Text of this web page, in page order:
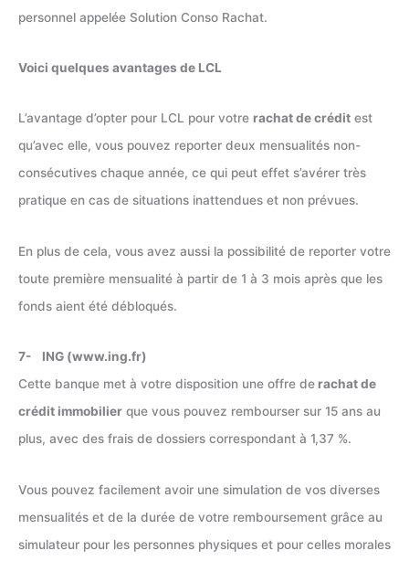
personnel appelée Solution Conso Rachat.
Voici quelques avantages de LCL
L’avantage d’opter pour LCL pour votre rachat de crédit est
qu’avec elle, vous pouvez reporter deux mensualités non-
consécutives chaque année, ce qui peut effet s’avérer très
pratique en cas de situations inattendues et non prévues.
En plus de cela, vous avez aussi la possibilité de reporter votre
toute première mensualité à partir de 1 à 3 mois après que les
fonds aient été débloqués.
7- ING (www.ing.fr)
Cette banque met à votre disposition une offre de rachat de
crédit immobilier que vous pouvez rembourser sur 15 ans au
plus, avec des frais de dossiers correspondant à 1,37 %.
Vous pouvez facilement avoir une simulation de vos diverses
mensualités et de la durée de votre remboursement grâce au
simulateur pour les personnes physiques et pour celles morales